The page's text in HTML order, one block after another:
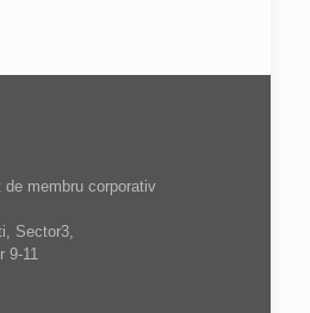
membru corporativ
Sector3,
9-11